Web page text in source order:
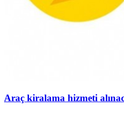
Araç kiralama hizmeti